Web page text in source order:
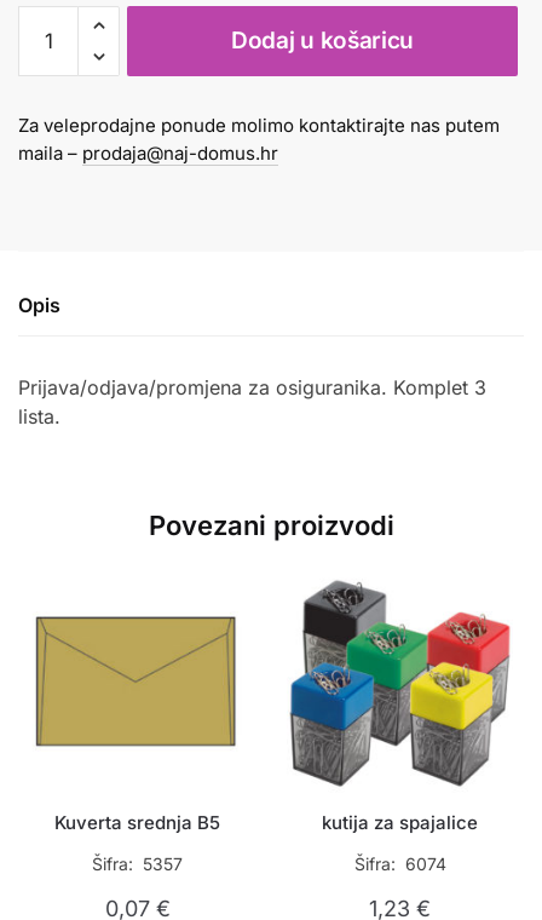
Tiskanica
količina
Dodaj u košaricu
Za veleprodajne ponude molimo kontaktirajte nas putem
maila – prodaja@naj-domus.hr
Opis
Prijava/odjava/promjena za osiguranika. Komplet 3
lista.
Povezani proizvodi
Kuverta srednja B5
Šifra: 5357
0,07 €
kutija za spajalice
Šifra: 6074
1,23€